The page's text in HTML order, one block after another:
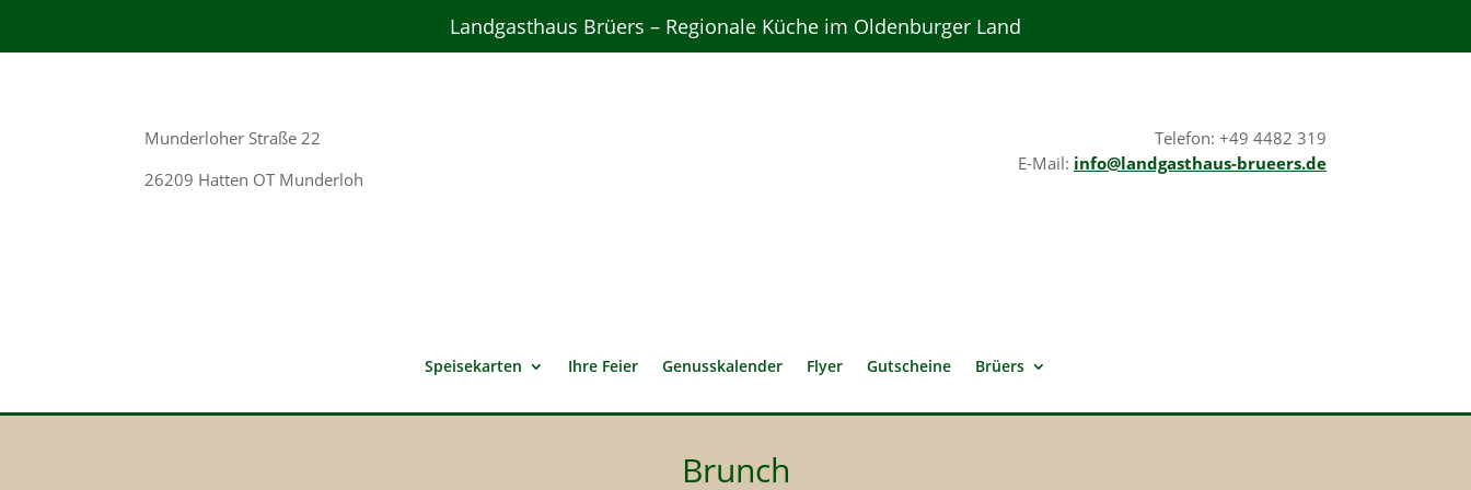
Landgasthaus Brüers – Regionale Küche im Oldenburger Land
Munderloher Straße 22
26209 Hatten OT Munderloh
Telefon: +49 4482 319
E-Mail: info@landgasthaus-brueers.de
Speisekarten Ihre Feier Genusskalender Flyer Gutscheine Brüers
Brunch